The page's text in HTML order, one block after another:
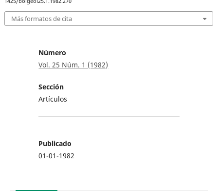
Más formatos de cita
Número
Vol. 25 Núm. 1 (1982)
Sección
Artículos
Publicado
01-01-1982